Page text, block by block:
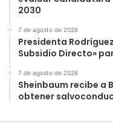
2030
7 de agosto de 2026
Presidenta
Subsidio Directo»
7 de agosto de 2026
Sheinbaum recibe a
obtener